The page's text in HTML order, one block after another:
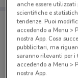
Porta
Puoi
salvarle
dal tuo
anche essere
scientifiche e
tendenze. Puoi
accedendo a Menu >
nostra App. Cosa
pubblicitari, ma
saranno rilevanti per i
accedendo a Menu >
nostra App.